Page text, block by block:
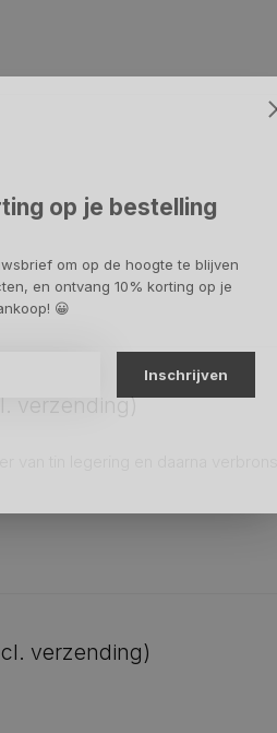
verzending)
verzending)
op je bestelling
om op de hoogte te blijven
en ontvang 10% korting op je
😀
Inschrijven